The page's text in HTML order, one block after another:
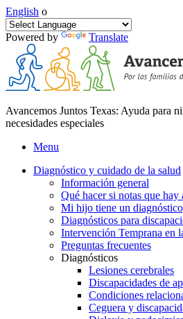
English o
Powered by Translate
Avancemos Juntos Texas: Ayuda para
necesidades especiales
Menu
Diagnóstico y cuidado de la salud
Información general
Qué hacer si notas que hay
Mi hijo tiene un
Diagnósticos para
Intervención Temprana en
Preguntas frecuentes
Diagnósticos
Lesiones cerebrales
Discapacidades de
Condiciones
Ceguera y